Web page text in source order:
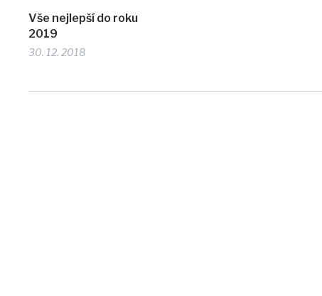
Vše nejlepší do roku
2019
30. 12. 2018